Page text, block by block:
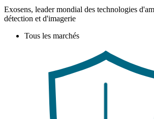
Exosens, leader mondial des technologies
détection et d'imagerie
Tous les marchés